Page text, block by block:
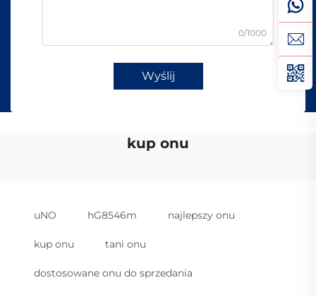
0/1000
Wyślij
kup onu
uNO hG8546m najlepszy onu
kup onu tani onu
dostosowane onu do sprzedania